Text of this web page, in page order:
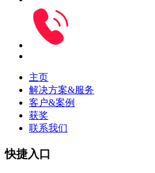
主页
解决方案&服务
客户&案例
获奖
联系我们
快捷入口